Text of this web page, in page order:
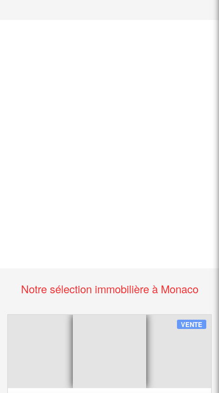
Notre sélection immobilière à Monaco
VENTE